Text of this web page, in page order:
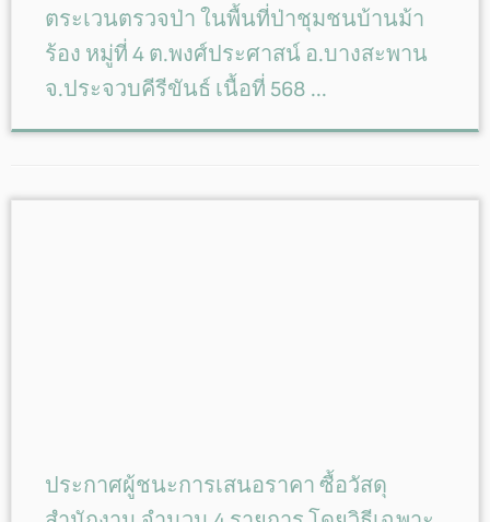
ตระเวนตรวจป่า ในพื้นที่ป่าชุมชนบ้านม้า
ร้อง หมู่ที่ 4 ต.พงศ์ประศาสน์ อ.บางสะพาน
จ.ประจวบคีรีขันธ์ เนื้อที่ 568 ...
ประกาศผู้ชนะการเสนอราคา ซื้อวัสดุ